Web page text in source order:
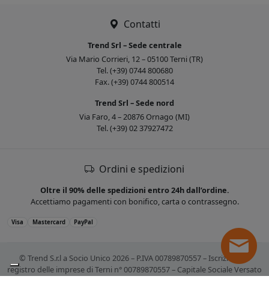
Contatti
Trend Srl – Sede centrale
Via Mario Corrieri, 12 – 05100 Terni (TR)
Tel. (+39) 0744 800680
Fax. (+39) 0744 800514
Trend Srl – Sede nord
Via Faro, 4 – 20876 Ornago (MI)
Tel. (+39) 02 37927472
Ordini e spedizioni
Oltre il 90% delle spedizioni entro 24h dall’ordine.
Accettiamo pagamenti con bonifico, carta o contrassegno.
Visa Mastercard PayPal
© Trend S.r.l a Socio Unico 2026 – P.IVA 00789870557 – Iscrizione al
registro delle imprese di Terni n° 00789870557 – Capitale Sociale Versato